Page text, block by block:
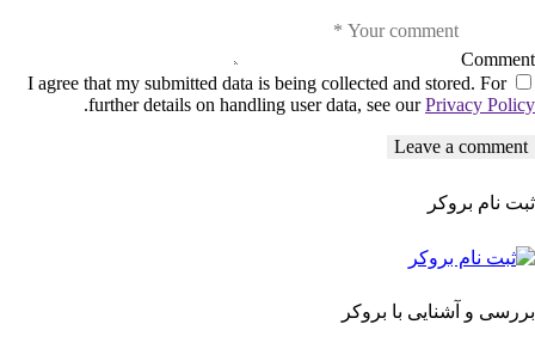
Comment
I agree that my submitted data is being collected and stored. For
further details on handling user data, see ourPrivacy Policy
.
ثبت نام بروکر
بررسی و آشنایی با بروکر